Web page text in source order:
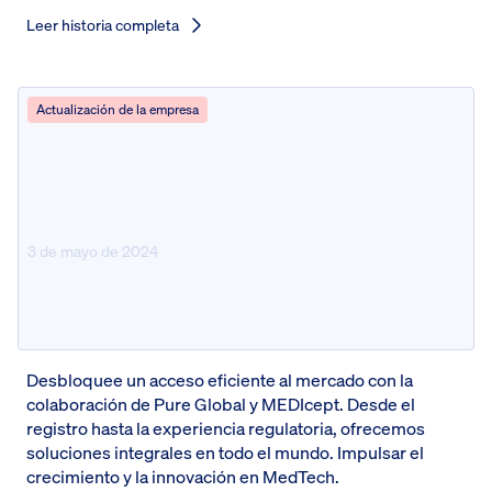
Leer historia completa
Actualización de la empresa
3 de mayo de 2024
Desbloquee un acceso eficiente al mercado con la
colaboración de Pure Global y MEDIcept. Desde el
registro hasta la experiencia regulatoria, ofrecemos
soluciones integrales en todo el mundo. Impulsar el
crecimiento y la innovación en MedTech.